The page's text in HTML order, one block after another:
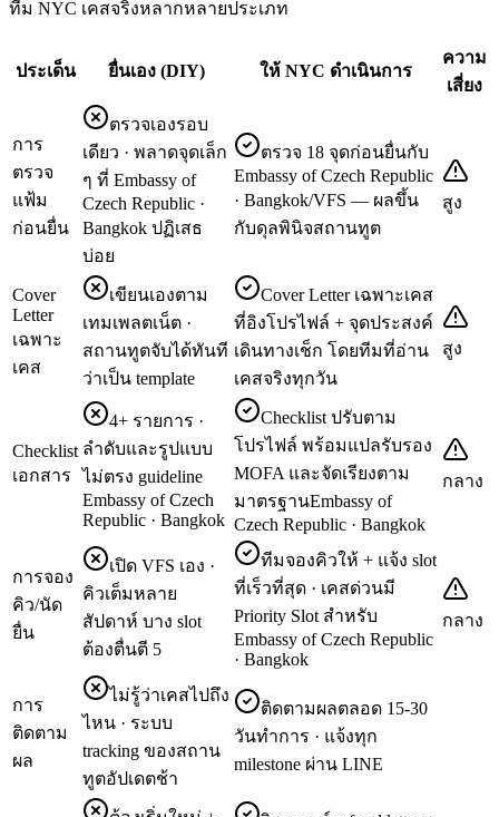
ทีม NYC เคสจริงหลากหลายประเภท
ประเด็น ยื่นเอง (DIY) ให้ NYC ดำเนินการ
ความ
เสี่ยง
การ
ตรวจ
แฟ้ม
ก่อนยื่น
ตรวจเองรอบ
เดียว · พลาดจุดเล็ก
ๆ ที่ Embassy of
Czech Republic ·
Bangkok ปฏิเสธ
บ่อย
ตรวจ 18 จุดก่อนยื่นกับ
Embassy of Czech Republic
· Bangkok/VFS — ผลขึ้น
กับดุลพินิจสถานทูต
สูง
Cover
Letter
เฉพาะ
เคส
เขียนเองตาม
เทมเพลตเน็ต ·
สถานทูตจับได้ทันที
ว่าเป็น template
Cover Letter เฉพาะเคส
ที่อิงโปรไฟล์ + จุดประสงค์
เดินทางเช็ก โดยทีมที่อ่าน
เคสจริงทุกวัน
สูง
Checklist
เอกสาร
4+ รายการ ·
ลำดับและรูปแบบ
ไม่ตรง guideline
Embassy of Czech
Republic · Bangkok
Checklist ปรับตาม
โปรไฟล์ พร้อมแปลรับรอง
MOFA และจัดเรียงตาม
มาตรฐานEmbassy of
Czech Republic · Bangkok
กลาง
การจอง
คิว/นัด
ยื่น
เปิด VFS เอง ·
คิวเต็มหลาย
สัปดาห์ บาง slot
ต้องตื่นตี 5
ทีมจองคิวให้ + แจ้ง slot
ที่เร็วที่สุด · เคสด่วนมี
Priority Slot สำหรับ
Embassy of Czech Republic
· Bangkok
กลาง
การ
ติดตาม
ผล
ไม่รู้ว่าเคสไปถึง
ไหน · ระบบ
tracking ของสถาน
ทูตอัปเดตช้า
ติดตามผลตลอด 15-30
วันทำการ · แจ้งทุก
milestone ผ่าน LINE